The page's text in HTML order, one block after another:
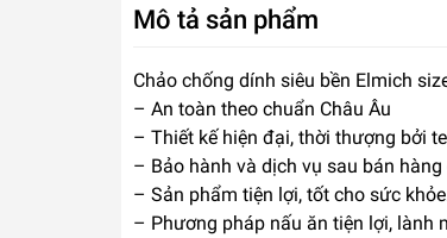
Mô tả sản phẩm
Chảo chống dính siêu bền Elmich
– An toàn theo chuẩn Châu Âu
– Thiết kế hiện đại, thời thượng bởi
– Bảo hành và dịch vụ sau bán
– Sản phẩm tiện lợi, tốt cho sức
– Phương pháp nấu ăn tiện lợi, lành